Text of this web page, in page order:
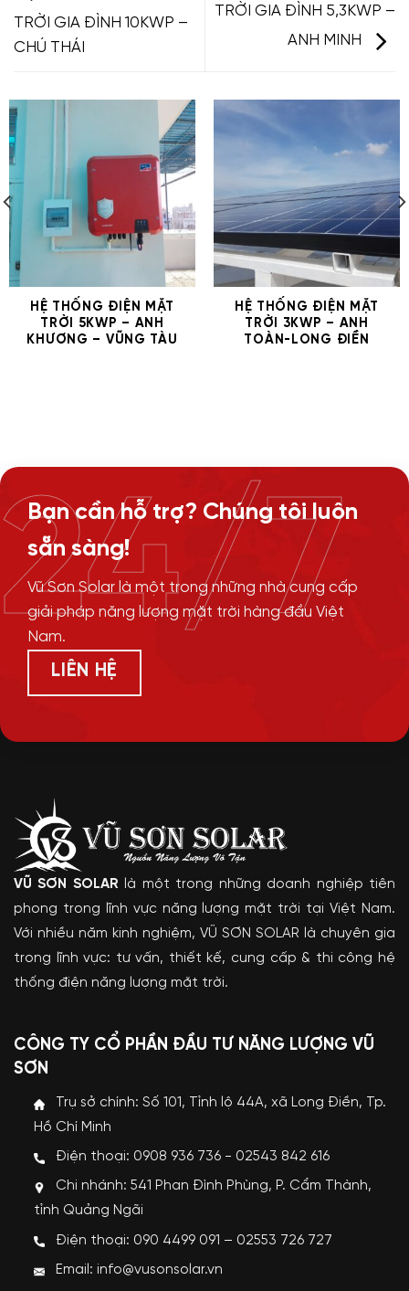
TRỜI GIA ĐÌNH 10KWP –
CHÚ THÁI
TRỜI GIA ĐÌNH 5,3KWP –
ANH MINH
HỆ THỐNG ĐIỆN MẶT
TRỜI 5KWP – ANH
KHƯƠNG – VŨNG TÀU
HỆ THỐNG ĐIỆN MẶT
TRỜI 3KWP – ANH
TOÀN-LONG ĐIỀN
Bạn cần hỗ trợ? Chúng tôi luôn
sẵn sàng!
Vũ Sơn Solar là một trong những nhà cung cấp
giải pháp năng lượng mặt trời hàng đầu Việt
Nam.
LIÊN HỆ
24/7
VŨ SƠN SOLAR là một trong những doanh nghiệp tiên
phong trong lĩnh vực năng lượng mặt trời tại Việt Nam.
Với nhiều năm kinh nghiệm, VŨ SƠN SOLAR là chuyên gia
trong lĩnh vực: tư vấn, thiết kế, cung cấp & thi công hệ
thống điện năng lượng mặt trời.
CÔNG TY CỔ PHẦN ĐẦU TƯ NĂNG LƯỢNG VŨ
SƠN
Trụ sở chính: Số 101, Tỉnh lộ 44A, xã Long Điền, Tp.
Hồ Chí Minh
Điện thoại: 0908 936 736 - 02543 842 616
Chi nhánh: 541 Phan Đình Phùng, P. Cẩm Thành,
tỉnh Quảng Ngãi
Điện thoại: 090 4499 091 – 02553 726 727
Email: info@vusonsolar.vn